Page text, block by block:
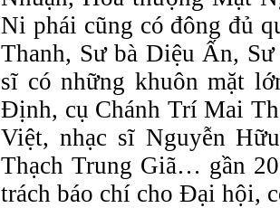
Ni phái cũng có đông đủ
Thanh, Sư bà Diệu Ấn,
sĩ có những khuôn mặt
Định, cụ Chánh Trí Mai
Việt, nhạc sĩ Nguyễn
Thạch Trung Giã… gần
trách báo chí cho Đại hội,